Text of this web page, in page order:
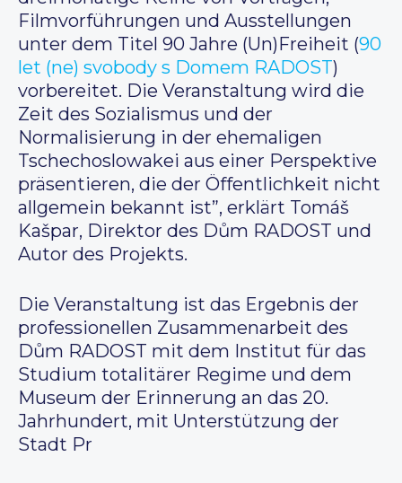
Filmvorführungen und Ausstellungen
unter dem Titel 90 Jahre (Un)Freiheit (90
let (ne) svobody s Domem RADOST)
vorbereitet. Die Veranstaltung wird die
Zeit des Sozialismus und der
Normalisierung in der ehemaligen
Tschechoslowakei aus einer Perspektive
präsentieren, die der Öffentlichkeit nicht
allgemein bekannt ist”, erklärt Tomáš
Kašpar, Direktor des Dům RADOST und
Autor des Projekts.
Die Veranstaltung ist das Ergebnis der
professionellen Zusammenarbeit des
Dům RADOST mit dem Institut für das
Studium totalitärer Regime und dem
Museum der Erinnerung an das 20.
Jahrhundert, mit Unterstützung der
Stadt Pr